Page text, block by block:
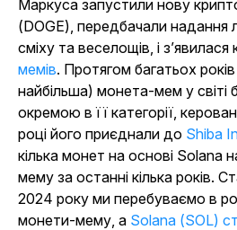
Маркуса запустили нову
(DOGE), передбачали
сміху та веселощів, і з’явилася
мемів. Протягом багатьох
найбільша) монета-мем у світі
окремою в її категорії,
році його приєднали до Shiba
кілька монет на основі Solana
мему за останні кілька років.
2024 року ми перебуваємо в
монети-мему, а Solana (SOL)